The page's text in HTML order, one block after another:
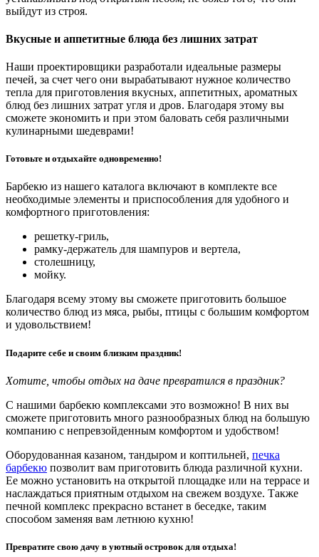
выйдут из строя.
Вкусные и аппетитные блюда без лишних затрат
Наши проектировщики разработали идеальные размеры
печей, за счет чего они вырабатывают нужное количество
тепла для приготовления вкусных, аппетитных, ароматных
блюд без лишних затрат угля и дров. Благодаря этому вы
сможете экономить и при этом баловать себя различными
кулинарными шедеврами!
Готовьте и отдыхайте одновременно!
Барбекю из нашего каталога включают в комплекте все
необходимые элементы и приспособления для удобного и
комфортного приготовления:
решетку-гриль,
рамку-держатель для шампуров и вертела,
столешницу,
мойку.
Благодаря всему этому вы сможете приготовить большое
количество блюд из мяса, рыбы, птицы с большим комфортом
и удовольствием!
Подарите себе и своим близким праздник!
Хотите, чтобы отдых на даче превратился в праздник?
С нашими барбекю комплексами это возможно! В них вы
сможете приготовить много разнообразных блюд на большую
компанию с непревзойденным комфортом и удобством!
Оборудованная казаном, тандыром и коптильней, печка
барбекю позволит вам приготовить блюда различной кухни.
Ее можно установить на открытой площадке или на террасе и
наслаждаться приятным отдыхом на свежем воздухе. Также
печной комплекс прекрасно встанет в беседке, таким
способом заменяя вам летнюю кухню!
Превратите свою дачу в уютный островок для отдыха!